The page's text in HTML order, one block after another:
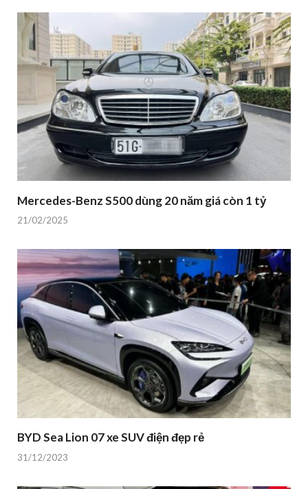
Mercedes-Benz S500 dùng 20 năm giá còn 1 tỷ
21/02/2025
BYD Sea Lion 07 xe SUV điện đẹp rẻ
31/12/2023